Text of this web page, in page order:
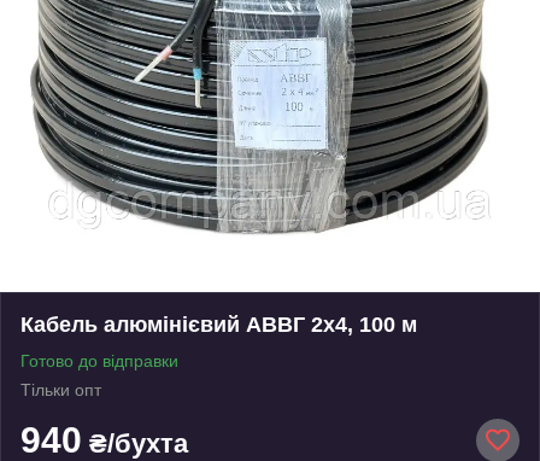
Кабель алюмінієвий АВВГ 2х4, 100 м
Готово до відправки
Тільки опт
940 ₴/бухта